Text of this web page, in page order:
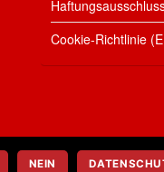
Cookie-Richtlinie
NEIN